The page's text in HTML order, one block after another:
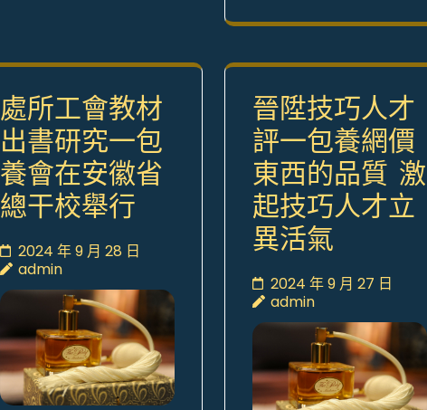
處所工會教材
出書研究一包
養會在安徽省
總干校舉行
2024 年 9 月 28 日
admin
晉陞技巧人才
評一包養網價
東西的品質 激
起技巧人才立
異活氣
2024 年 9 月 27 日
admin